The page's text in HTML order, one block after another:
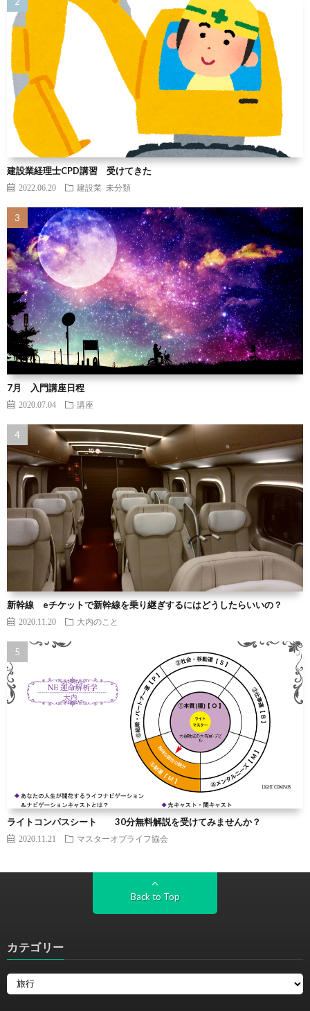
建設業経理士CPD講習 受けてきた
2022.06.20 建設業 未分類
7月 入門講座日程
2020.07.04 講座
新幹線 eチケットで新幹線を乗り継ぎするにはどうしたらいいの？
2020.11.20 大内のこと
ライトコンパスシート 30分無料解説を受けてみませんか？
2020.11.21 マスターオブライフ協会
Back to Top
カテゴリー